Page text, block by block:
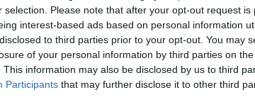
selection. Please note that after your opt-out request is
interest-based ads based on personal information
to third parties prior to your opt-out. You may
of your personal information by third parties on the
This information may also be disclosed by us to third
Participants that may further disclose it to other third